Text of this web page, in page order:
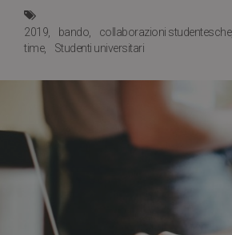
2019 bando collaborazioni studentesche
time
Studenti universitari